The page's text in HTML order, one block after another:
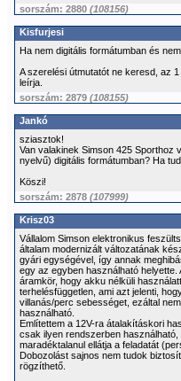
sorszám: 2880 (108156)
Kisfurjesi
Ha nem digitális formátumban és
A szerelési útmutatót ne keresd, az
leírja.
sorszám: 2879 (108155)
Jankó
sziasztok!
Van valakinek Simson 425 Sporthoz
nyelvű) digitális formátumban? Ha
Köszi!
sorszám: 2878 (107999)
Krisz03
Vállalom Simson elektronikus
általam modernizált változatának
gyári egységével, így annak
egy az egyben használható
áramkör, hogy akku nélküli
terhelésfüggetlen, ami azt jelenti,
villanás/perc sebességet, ezáltal
használható.
Említettem a 12V-ra átalakításkori
csak ilyen rendszerben
maradéktalanul ellátja a feladatát
Dobozolást sajnos nem tudok
rögzíthető.